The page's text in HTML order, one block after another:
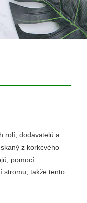
rolí, dodavatelů a
z korkového
pomocí
stromu, takže tento